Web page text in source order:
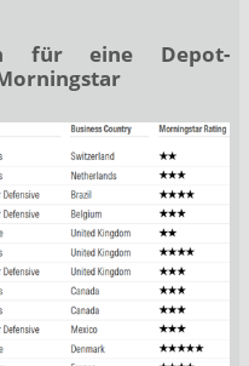
für eine Depot-